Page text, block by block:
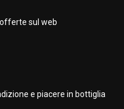
sul web
e piacere in bottiglia